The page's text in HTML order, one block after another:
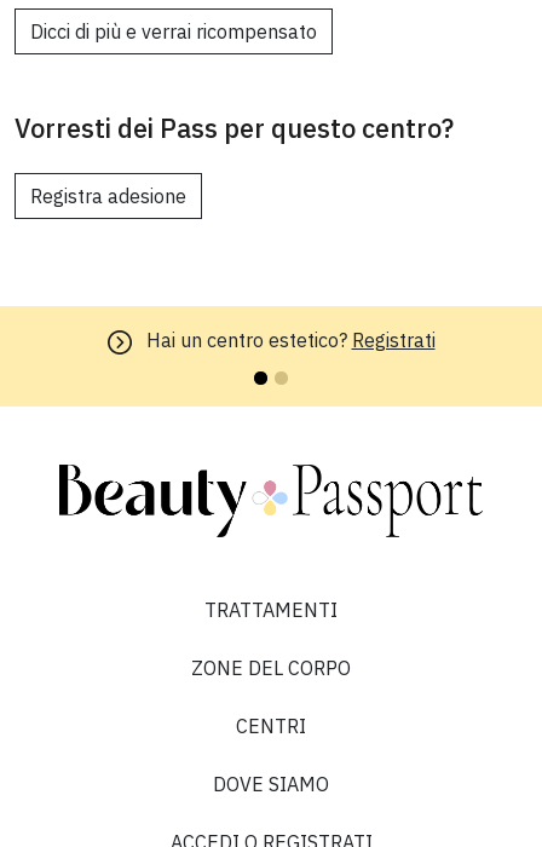
Dicci di più e verrai ricompensato
Vorresti dei Pass per questo centro?
Registra adesione
Hai un centro estetico? Registrati
TRATTAMENTI
ZONE DEL CORPO
CENTRI
DOVE SIAMO
ACCEDI O REGISTRATI